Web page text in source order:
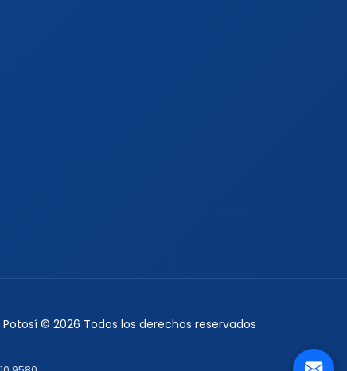
Potosí © 2026 Todos los derechos reservados